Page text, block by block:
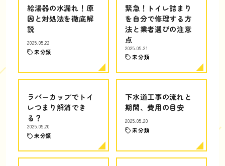
給湯器の水漏れ！原
因と対処法を徹底解
説
2025.05.22
未分類
緊急！トイレ詰まり
を自分で修理する方
法と業者選びの注意
点
2025.05.21
未分類
ラバーカップでトイ
レつまり解消でき
る？
2025.05.20
未分類
下水道工事の流れと
期間、費用の目安
2025.05.20
未分類